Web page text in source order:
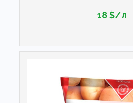
18 $/л